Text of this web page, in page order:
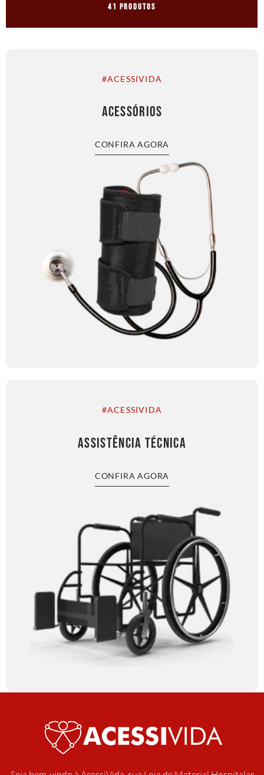
41 Produtos
#ACESSIVIDA
ACESSÓRIOS
CONFIRA AGORA
#ACESSIVIDA
ASSISTÊNCIA TÉCNICA
CONFIRA AGORA